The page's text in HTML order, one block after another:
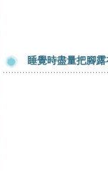
睡覺時盡量把腳